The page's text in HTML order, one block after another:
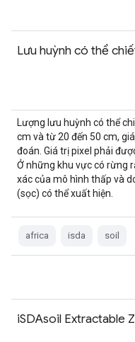
Lưu huỳnh có thể
Lượng lưu huỳnh có thể
cm và từ 20 đến 50 cm,
đoán. Giá trị pixel phải
Ở những khu vực có rừng
xác của mô hình thấp và
(sọc) có thể xuất hiện.
africa isda soil
iSDAsoil Extractable